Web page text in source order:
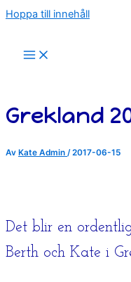
Hoppa till innehåll
Grekland
Av Kate Admin /2017-06-15
Det blir en
Berth och Kate i